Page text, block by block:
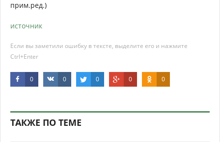
прим.ред.)
источник
Если вы заметили ошибку в тексте, выделите его и нажмите
Ctrl+Enter
0 0 0 0 0
ТАКЖЕ ПО ТЕМЕ